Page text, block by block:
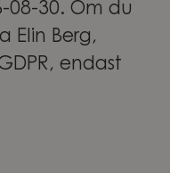
08-30. Om du
Elin Berg,
endast